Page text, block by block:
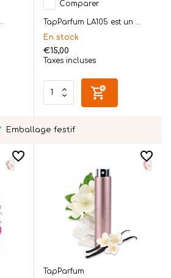
Comparer
TapParfum LA105 est un ...
En stock
€15,00
Taxes incluses
Emballage festif
TapParfum